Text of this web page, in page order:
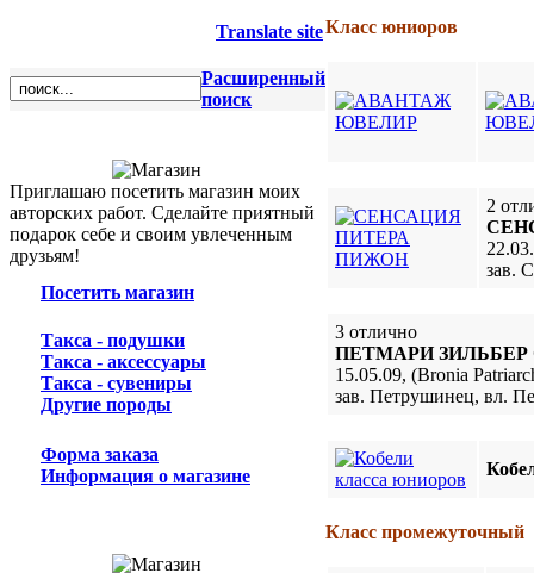
Translate site
Расширенный
поиск
Приглашаю посетить магазин моих
авторских работ. Сделайте приятный
подарок себе и своим увлеченным
друзьям!
Посетить магазин
Такса - подушки
Такса - аксессуары
Такса - сувениры
Другие породы
Форма заказа
Информация о магазине
Класс юниоров
2
зав.
3 отлично
ПЕТМАРИ
15.05.09, (Bronia
зав. Петрушинец, вл.
Класс промежуточный